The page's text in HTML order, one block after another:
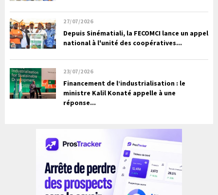
27/07/2026
Depuis Sinématiali, la FECOMCI lance un appel
national à l'unité des coopératives...
23/07/2026
Financement de l’industrialisation : le
ministre Kalil Konaté appelle à une
réponse...